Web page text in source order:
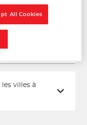
villes à
All Cookies